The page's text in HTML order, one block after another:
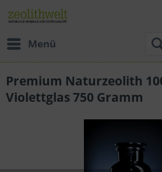
Menü
Premium Naturzeolith
Violettglas 750 Gramm